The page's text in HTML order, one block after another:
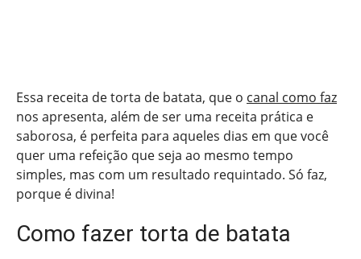
Essa receita de torta de batata, que o canal como faz
nos apresenta, além de ser uma receita prática e
saborosa, é perfeita para aqueles dias em que você
quer uma refeição que seja ao mesmo tempo
simples, mas com um resultado requintado. Só faz,
porque é divina!
Como fazer torta de batata